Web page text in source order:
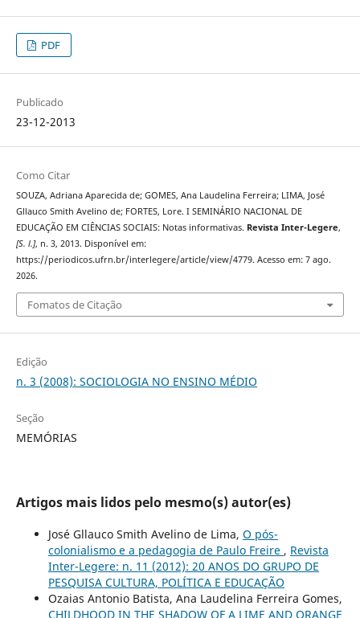
PDF
Publicado
23-12-2013
Como Citar
SOUZA, Adriana Aparecida de; GOMES, Ana Laudelina Ferreira; LIMA, José
Gllauco Smith Avelino de; FORTES, Lore. I SEMINÁRIO NACIONAL DE
EDUCAÇÃO EM CIÊNCIAS SOCIAIS: Notas informativas. Revista Inter-Legere,
[S. l.], n. 3, 2013. Disponível em:
https://periodicos.ufrn.br/interlegere/article/view/4779. Acesso em: 7 ago.
2026.
Fomatos de Citação
Edição
n. 3 (2008): SOCIOLOGIA NO ENSINO MÉDIO
Seção
MEMÓRIAS
Artigos mais lidos pelo mesmo(s) autor(es)
José Gllauco Smith Avelino de Lima, O pós-
colonialismo e a pedagogia de Paulo Freire , Revista
Inter-Legere: n. 11 (2012): 20 ANOS DO GRUPO DE
PESQUISA CULTURA, POLÍTICA E EDUCAÇÃO
Ozaias Antonio Batista, Ana Laudelina Ferreira Gomes,
CHILDHOOD IN THE SHADOW OF A LIME AND ORANGE